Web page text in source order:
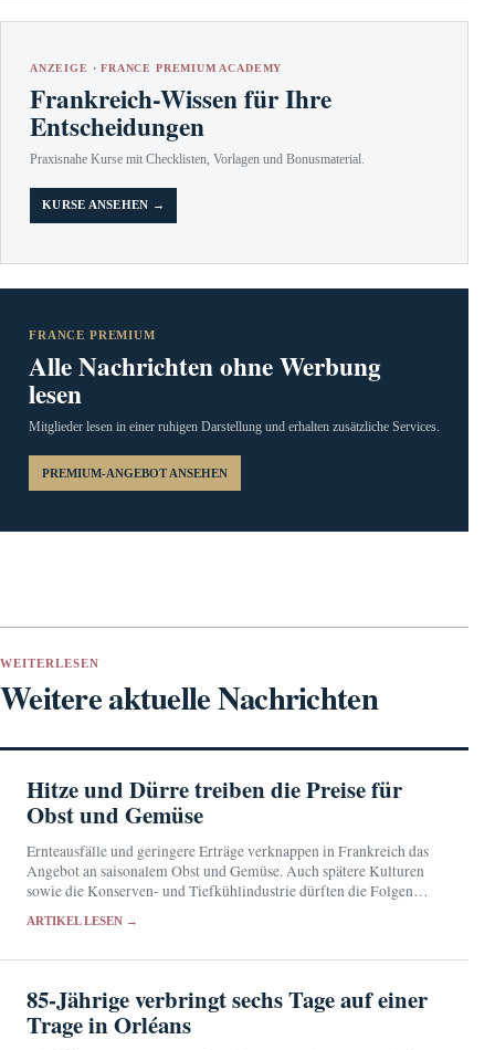
ANZEIGE · FRANCE PREMIUM ACADEMY
Frankreich-Wissen für Ihre
Entscheidungen
Praxisnahe Kurse mit Checklisten, Vorlagen und Bonusmaterial.
KURSE ANSEHEN →
FRANCE PREMIUM
Alle Nachrichten ohne Werbung
lesen
Mitglieder lesen in einer ruhigen Darstellung und erhalten zusätzliche Services.
PREMIUM-ANGEBOT ANSEHEN
WEITERLESEN
Weitere aktuelle Nachrichten
Hitze und Dürre treiben die Preise für
Obst und Gemüse
Ernteausfälle und geringere Erträge verknappen in Frankreich das
Angebot an saisonalem Obst und Gemüse. Auch spätere Kulturen
sowie die Konserven- und Tiefkühlindustrie dürften die Folgen
ARTIKEL LESEN →
85-Jährige verbringt sechs Tage auf einer
Trage in Orléans